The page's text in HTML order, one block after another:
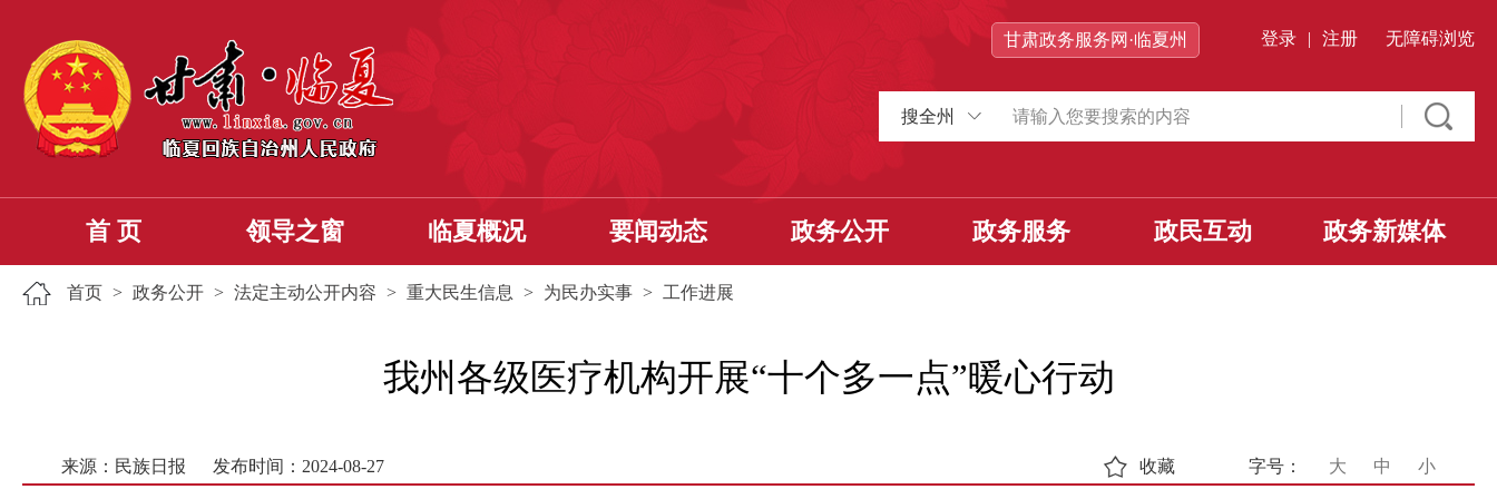
甘肃政务服务网·临夏州 登录 | 注册 无障碍浏览
搜全州
首 页 领导之窗 临夏概况 要闻动态 政务公开 政务服务 政民互动 政务新媒体
首页 > 政务公开 > 法定主动公开内容 > 重大民生信息 > 为民办实事 > 工作进展
我州各级医疗机构开展“十个多一点”暖心行动
来源：民族日报 发布时间：2024-08-27 字号： 大 中 小
收藏